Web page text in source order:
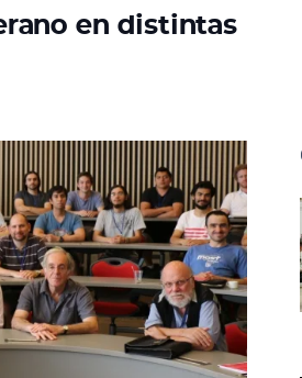
en distintas